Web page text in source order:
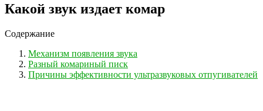
Какой звук издает комар
Содержание
Механизм появления звука
Разный комариный писк
Причины эффективности ультразвуковых отпугивателей